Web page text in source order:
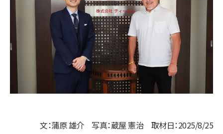
文：蒲原 雄介 写真：蔵屋 憲治 取材日：2025/8/25